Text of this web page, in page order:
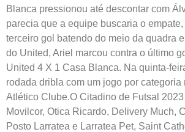
Blanca pressionou até descontar com
parecia que a equipe buscaria o
terceiro gol batendo do meio da quadra
do United, Ariel marcou contra o último
United 4 X 1 Casa Blanca. Na quinta-
rodada dribla com um jogo por categoria
Atlético Clube.O Citadino de Futsal
Movilcor, Otica Ricardo, Delivery Much,
Posto Larratea e Larratea Pet, Saint